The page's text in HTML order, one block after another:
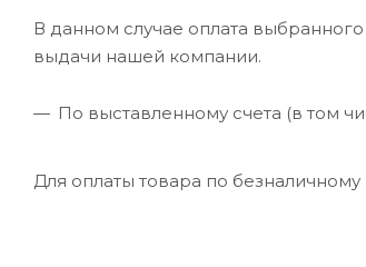
В данном случае оплата
выдачи нашей компании.
По выставленному счета (в том
Для оплаты товара по безналичному